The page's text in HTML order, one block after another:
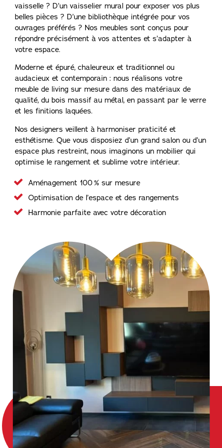
vaisselle ? D’un vaisselier mural pour exposer vos plus
belles pièces ? D’une bibliothèque intégrée pour vos
ouvrages préférés ? Nos meubles sont conçus pour
répondre précisément à vos attentes et s’adapter à
votre espace.
Moderne et épuré, chaleureux et traditionnel ou
audacieux et contemporain : nous réalisons votre
meuble de living sur mesure dans des matériaux de
qualité, du bois massif au métal, en passant par le verre
et les finitions laquées.
Nos designers veillent à harmoniser praticité et
esthétisme. Que vous disposiez d’un grand salon ou d’un
espace plus restreint, nous imaginons un mobilier qui
optimise le rangement et sublime votre intérieur.
Aménagement 100 % sur mesure
Optimisation de l’espace et des rangements
Harmonie parfaite avec votre décoration